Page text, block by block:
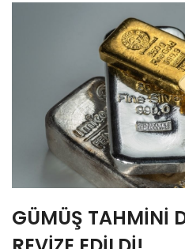
GÜMÜŞ TAHMİNİ